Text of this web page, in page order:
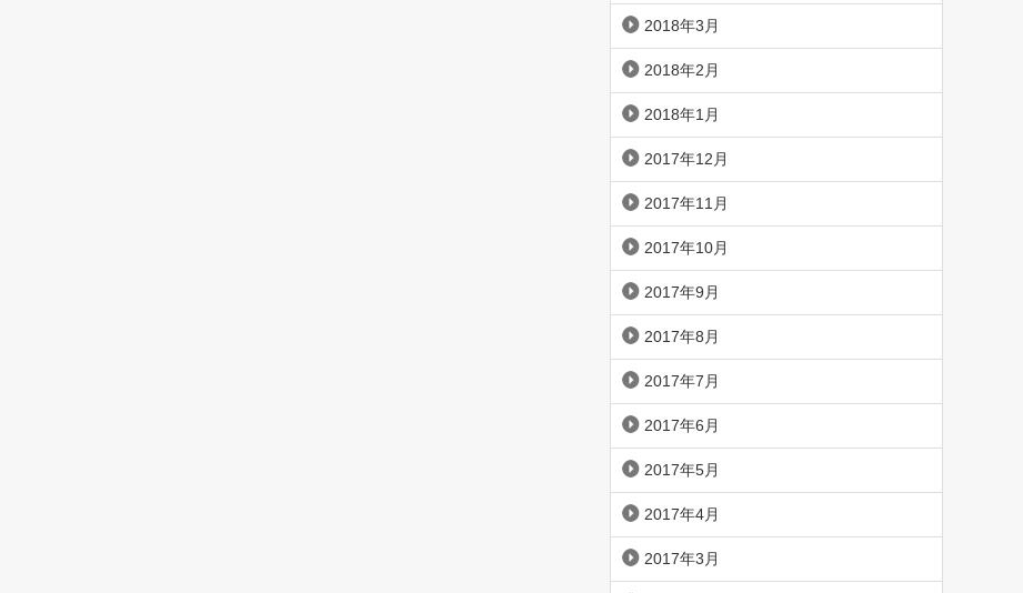
2018年3月
2018年2月
2018年1月
2017年12月
2017年11月
2017年10月
2017年9月
2017年8月
2017年7月
2017年6月
2017年5月
2017年4月
2017年3月